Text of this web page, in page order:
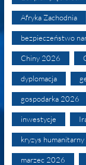
Afryka Zachodnia
bezpieczeństwo
Chiny 2026
dyplomacja
gospodarka 2026
inwestycje
kryzys humanitarny
marzec 2026